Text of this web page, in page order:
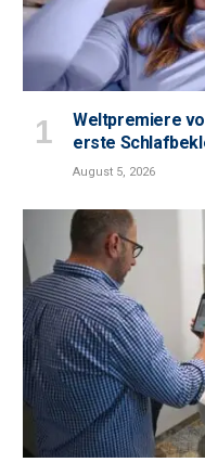
Weltpremiere
erste
August 5, 2026